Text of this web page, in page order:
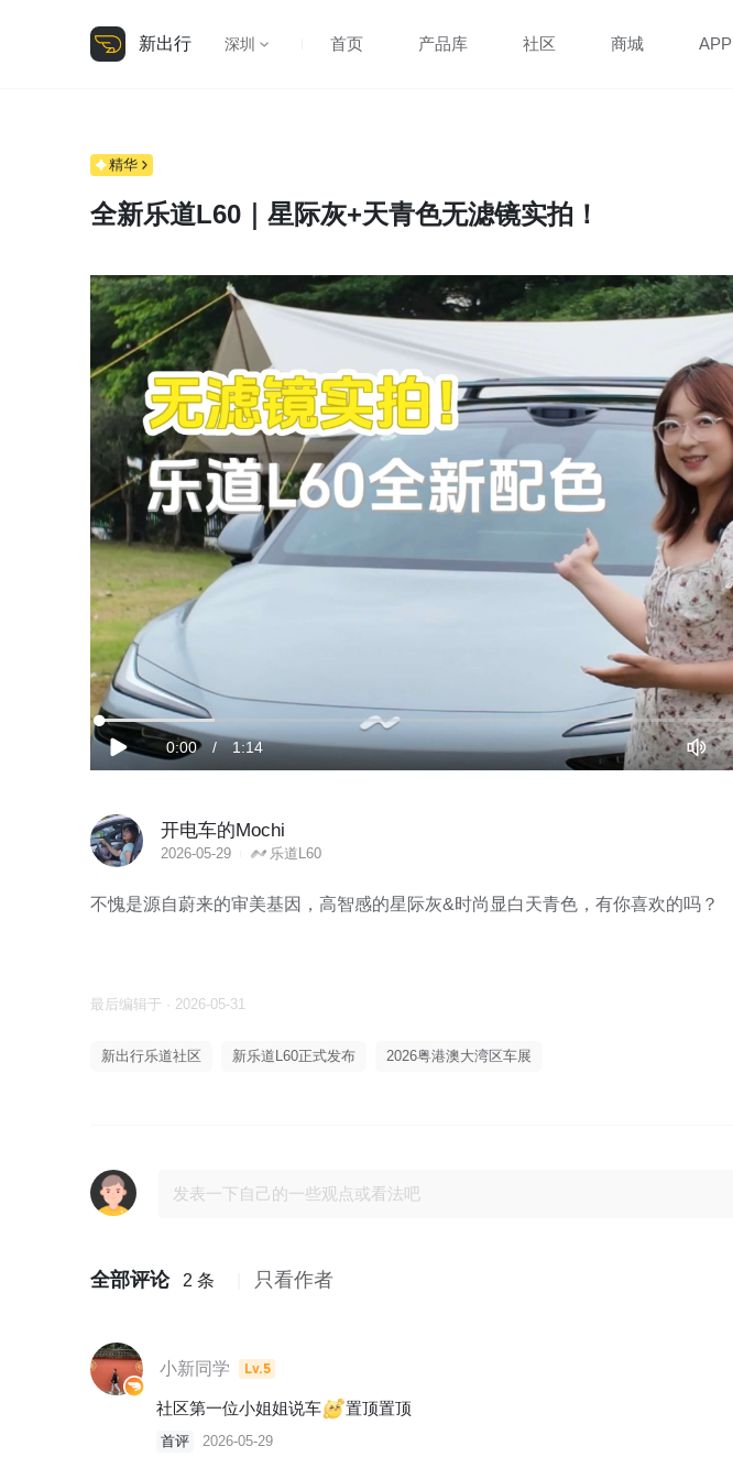
新出行 深圳 首页 产品库 社区 商城 APP
精华
全新乐道L60｜星际灰+天青色无滤镜实拍！
放
当
时
0:00 / 时
1:14
加
载
完
成:
静
音
开电车的Mochi
2026-05-29 乐道L60
不愧是源自蔚来的审美基因，高智感的星际灰&时尚显白天青色，有你喜欢的吗？
最后编辑于 · 2026-05-31
新出行乐道社区 新乐道L60正式发布 2026粤港澳大湾区车展
全部评论 2 条 只看作者
小新同学 Lv.5
社区第一位小姐姐说车 置顶置顶
首评 2026-05-29